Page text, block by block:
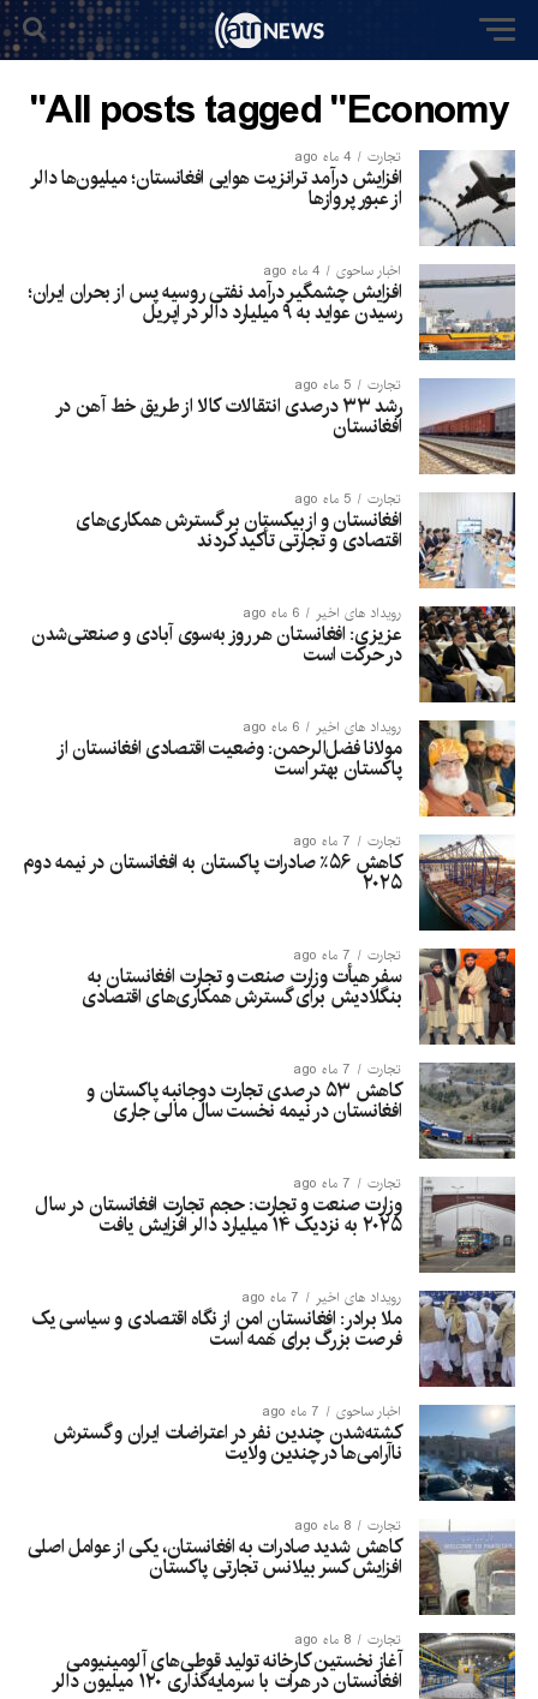
All posts tagged "Economy"
تجارت 4 ماه ago
افزایش درآمد ترانزیت هوایی افغانستان؛ میلیون‌ها دالر
از عبور پروازها
اخبار ساحوی 4 ماه ago
افزایش چشمگیر درآمد نفتی روسیه پس از بحران ایران؛
رسیدن عواید به ۹ میلیارد دالر در اپریل
تجارت 5 ماه ago
رشد ۳۳ درصدی انتقالات کالا از طریق خط آهن در
افغانستان
تجارت 5 ماه ago
افغانستان و ازبیکستان بر گسترش همکاری‌های
اقتصادی و تجارتی تأکید کردند
رویداد های اخیر 6 ماه ago
عزیزی: افغانستان هر روز به‌سوی آبادی و صنعتی‌شدن
در حرکت است
رویداد های اخیر 6 ماه ago
مولانا فضل‌الرحمن: وضعیت اقتصادی افغانستان از
پاکستان بهتر است
تجارت 7 ماه ago
کاهش ۵۶٪ صادرات پاکستان به افغانستان در نیمه دوم
۲۰۲۵
تجارت 7 ماه ago
سفر هیأت وزارت صنعت و تجارت افغانستان به
بنگلادیش برای گسترش همکاری‌های اقتصادی
تجارت 7 ماه ago
کاهش ۵۳ درصدی تجارت دوجانبه پاکستان و
افغانستان در نیمه نخست سال مالی جاری
تجارت 7 ماه ago
وزارت صنعت و تجارت: حجم تجارت افغانستان در سال
۲۰۲۵ به نزدیک ۱۴ میلیارد دالر افزایش یافت
رویداد های اخیر 7 ماه ago
ملا برادر: افغانستانِ امن از نگاه اقتصادی و سیاسی یک
فرصت بزرگ برای همه است
اخبار ساحوی 7 ماه ago
کشته‌شدن چندین نفر در اعتراضات ایران و گسترش
ناآرامی‌ها در چندین ولایت
تجارت 8 ماه ago
کاهش شدید صادرات به افغانستان، یکی از عوامل اصلی
افزایش کسر بیلانس تجارتی پاکستان
تجارت 8 ماه ago
آغاز نخستین کارخانه تولید قوطی‌های آلومینیومی
افغانستان در هرات با سرمایه‌گذاری ۱۲۰ میلیون دالر